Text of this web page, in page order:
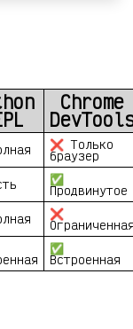
Chrome
❌ Только
браузер
✅
Продвинутое
❌
✅
Встроенная